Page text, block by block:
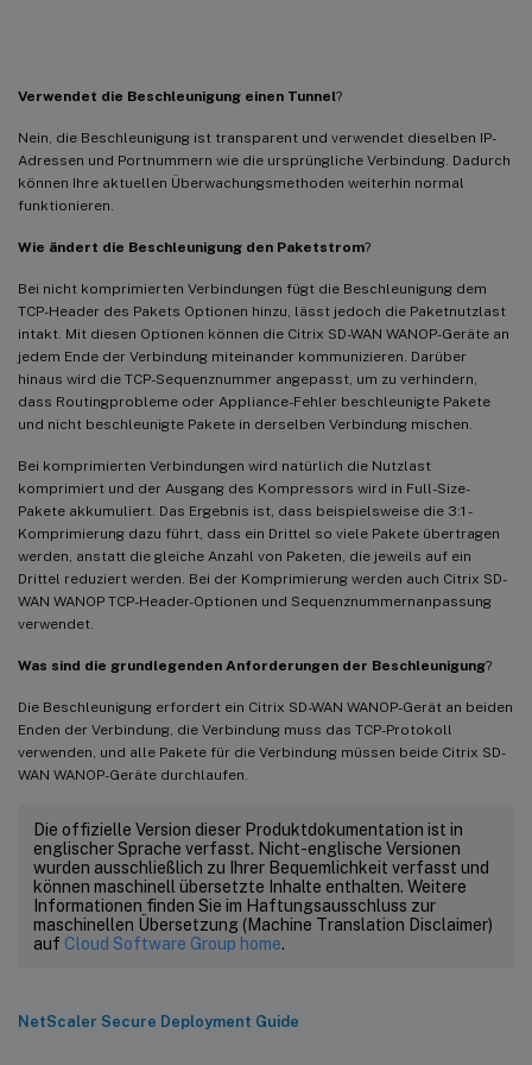
Verwendet die Beschleunigung einen Tunnel?
Nein, die Beschleunigung ist transparent und verwendet dieselben IP-
Adressen und Portnummern wie die ursprüngliche Verbindung. Dadurch
können Ihre aktuellen Überwachungsmethoden weiterhin normal
funktionieren.
Wie ändert die Beschleunigung den Paketstrom?
Bei nicht komprimierten Verbindungen fügt die Beschleunigung dem
TCP-Header des Pakets Optionen hinzu, lässt jedoch die Paketnutzlast
intakt. Mit diesen Optionen können die Citrix SD-WAN WANOP-Geräte an
jedem Ende der Verbindung miteinander kommunizieren. Darüber
hinaus wird die TCP-Sequenznummer angepasst, um zu verhindern,
dass Routingprobleme oder Appliance-Fehler beschleunigte Pakete
und nicht beschleunigte Pakete in derselben Verbindung mischen.
Bei komprimierten Verbindungen wird natürlich die Nutzlast
komprimiert und der Ausgang des Kompressors wird in Full-Size-
Pakete akkumuliert. Das Ergebnis ist, dass beispielsweise die 3:1 -
Komprimierung dazu führt, dass ein Drittel so viele Pakete übertragen
werden, anstatt die gleiche Anzahl von Paketen, die jeweils auf ein
Drittel reduziert werden. Bei der Komprimierung werden auch Citrix SD-
WAN WANOP TCP-Header-Optionen und Sequenznummernanpassung
verwendet.
Was sind die grundlegenden Anforderungen der Beschleunigung?
Die Beschleunigung erfordert ein Citrix SD-WAN WANOP-Gerät an beiden
Enden der Verbindung, die Verbindung muss das TCP-Protokoll
verwenden, und alle Pakete für die Verbindung müssen beide Citrix SD-
WAN WANOP-Geräte durchlaufen.
Die offizielle Version dieser Produktdokumentation ist in
englischer Sprache verfasst. Nicht-englische Versionen
wurden ausschließlich zu Ihrer Bequemlichkeit verfasst und
können maschinell übersetzte Inhalte enthalten. Weitere
Informationen finden Sie im Haftungsausschluss zur
maschinellen Übersetzung (Machine Translation Disclaimer)
auf Cloud Software Group home.
NetScaler Secure Deployment Guide